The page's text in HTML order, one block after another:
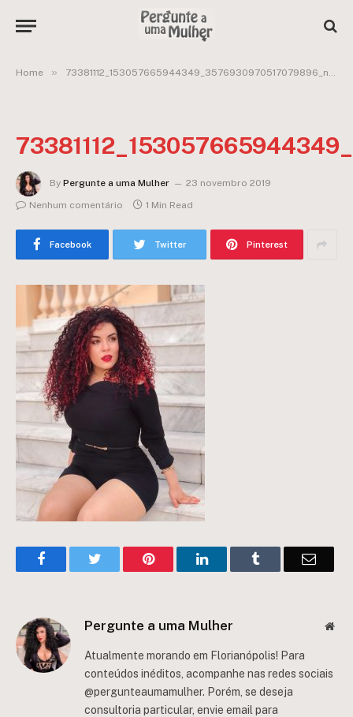
Home » 73381112_153057665944349_3576930970517079896_n
By Pergunte a uma Mulher
23 novembro 2019
Nenhum comentário
1 Min Read
Facebook Twitter Pinterest
FacebookTwitter Pinterest LinkedInTumblr Email
Pergunte a uma Mulher
Atualmente morando em Florianópolis! Para
conteúdos inéditos, acompanhe nas redes sociais
@pergunteaumamulher. Porém, se deseja
consultoria particular, envie email para